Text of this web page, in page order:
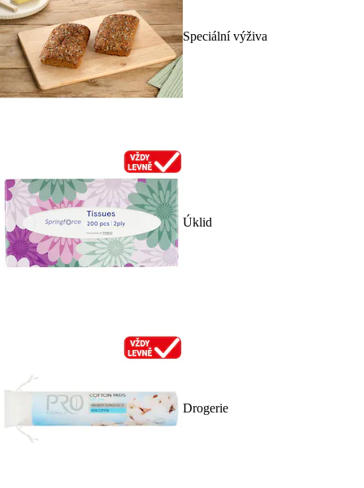
Speciální výživa
Úklid
Drogerie